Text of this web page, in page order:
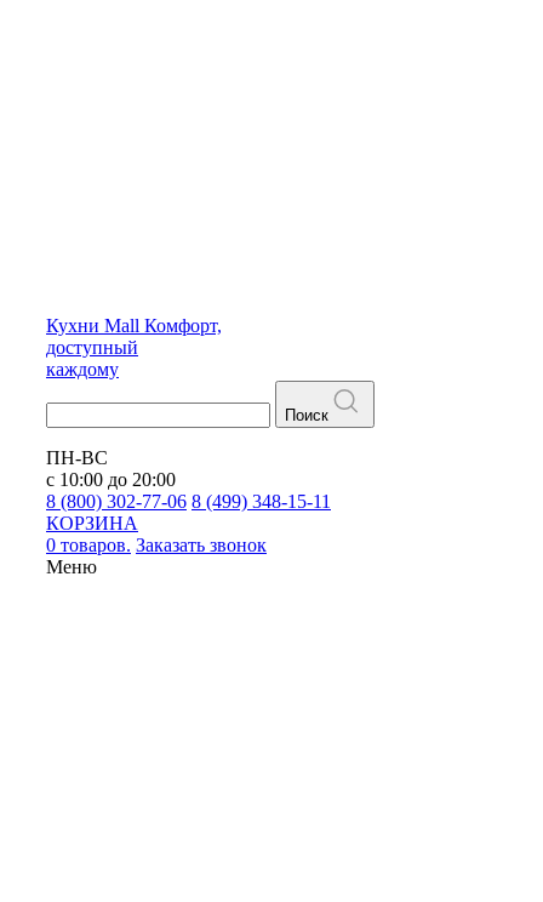
Кухни Mall Комфорт,
доступный
каждому
Поиск
ПН-ВС
с 10:00 до 20:00
8 (800) 302-77-06 8 (499) 348-15-11
КОРЗИНА
0 товаров. Заказать звонок
Меню